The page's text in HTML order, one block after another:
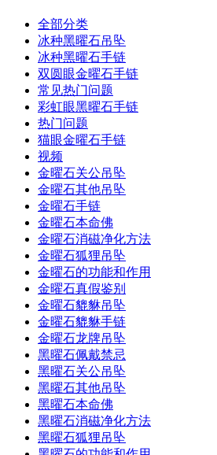
全部分类
冰种黑曜石吊坠
冰种黑曜石手链
双圆眼金曜石手链
常见热门问题
彩虹眼黑曜石手链
热门问题
猫眼金曜石手链
视频
金曜石关公吊坠
金曜石其他吊坠
金曜石手链
金曜石本命佛
金曜石消磁净化方法
金曜石狐狸吊坠
金曜石的功能和作用
金曜石真假鉴别
金曜石貔貅吊坠
金曜石貔貅手链
金曜石龙牌吊坠
黑曜石佩戴禁忌
黑曜石关公吊坠
黑曜石其他吊坠
黑曜石本命佛
黑曜石消磁净化方法
黑曜石狐狸吊坠